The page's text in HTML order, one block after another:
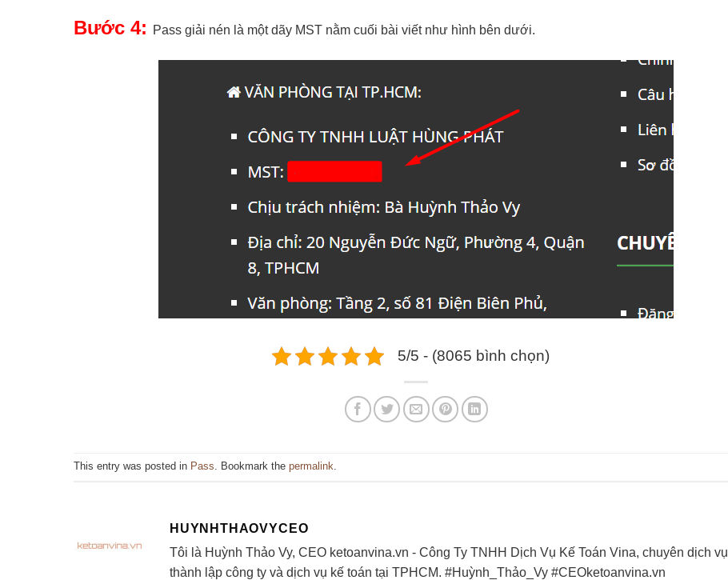
Bước 4: Pass giải nén là một dãy MST nằm cuối bài viết như hình bên dưới.
5/5 - (8065 bình chọn)
This entry was posted in Pass. Bookmark the permalink.
HUYNHTHAOVYCEO
Tôi là Huỳnh Thảo Vy, CEO ketoanvina.vn - Công Ty TNHH Dịch Vụ Kế Toán Vina, chuyên dịch vụ
thành lập công ty và dịch vụ kế toán tại TPHCM. #Huỳnh_Thảo_Vy #CEOketoanvina.vn